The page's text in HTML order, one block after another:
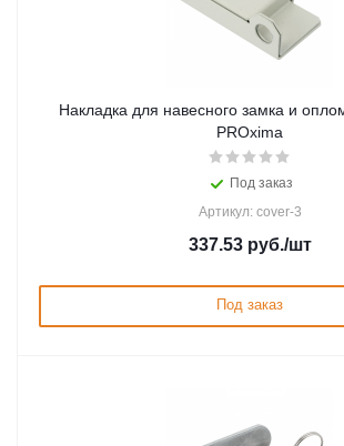
Накладка для навесного замка и
PROxima
Под заказ
Артикул: cover-3
337.53руб./шт
Под заказ